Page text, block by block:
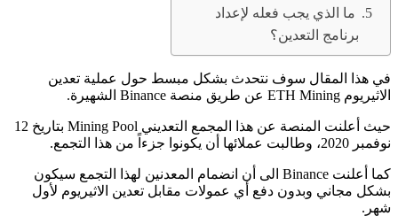
ما الذي يجب فعله لإعداد
برنامج التعدين؟
في هذا المقال سوف نتحدث بشكل مبسط حول عملية تعدين
الاثيريوم ETH Mining عن طريق منصة Binance الشهيرة.
حيث أعلنت المنصة عن هذا المجمع التعديني Mining Pool بتاريخ 12
نوفمبر 2020، وطالبت عملائها أن يكونوا جزءاً من هذا التجمع.
كما أعلنت Binance الى أن انضمام المعدنين لهذا التجمع سيكون
بشكل مجاني وبدون دفع أي عمولات مقابل تعدين الاثيريوم لأول
شهر.